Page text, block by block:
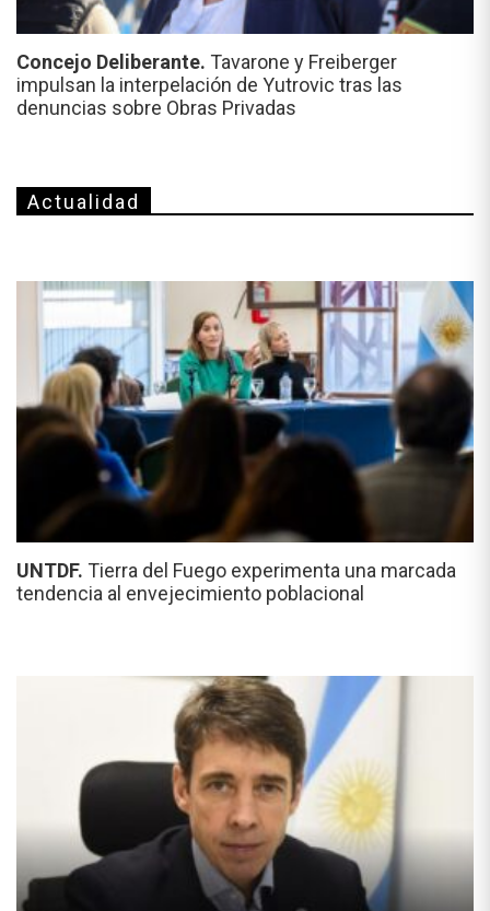
Concejo Deliberante. Tavarone y Freiberger
impulsan la interpelación de Yutrovic tras las
denuncias sobre Obras Privadas
Actualidad
UNTDF. Tierra del Fuego experimenta una marcada
tendencia al envejecimiento poblacional